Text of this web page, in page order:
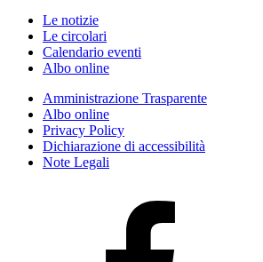
Le notizie
Le circolari
Calendario eventi
Albo online
Amministrazione Trasparente
Albo online
Privacy Policy
Dichiarazione di accessibilità
Note Legali